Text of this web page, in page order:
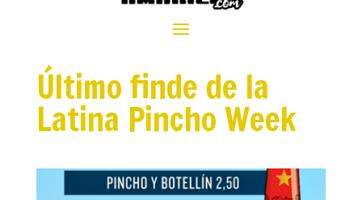
Último finde de la
Latina Pincho Week